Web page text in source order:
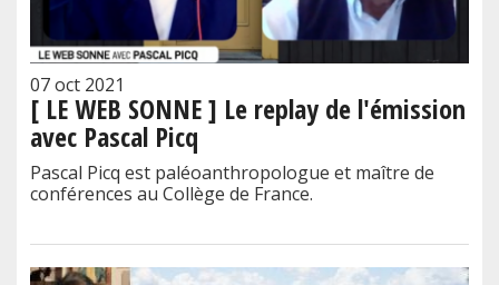
07 oct 2021
[ LE WEB SONNE ] Le replay de l'émission
avec Pascal Picq
Pascal Picq est paléoanthropologue et maître de
conférences au Collège de France.